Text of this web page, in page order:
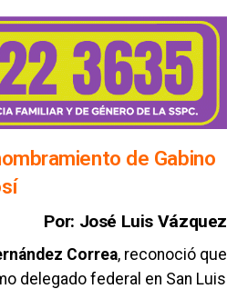
de Gabino
Por: José Luis Vázquez
Correa, reconoció que
delegado federal en San Luis